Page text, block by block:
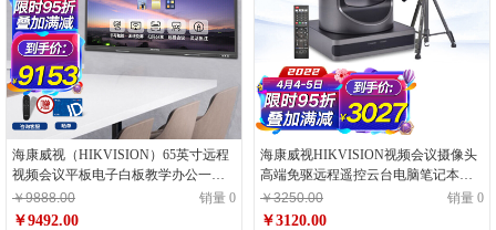
海康威视（HIKVISION）65英寸远程
视频会议平板电子白板教学办公一体
机4K超高清触摸显示智慧屏DS-
D5B65RO/B
￥9888.00 销量 0
￥9492.00
海康威视HIKVISION视频会议摄像头
高端免驱远程遥控云台电脑笔记本超
高清在线网课教育系统
￥3250.00 销量 0
￥3120.00